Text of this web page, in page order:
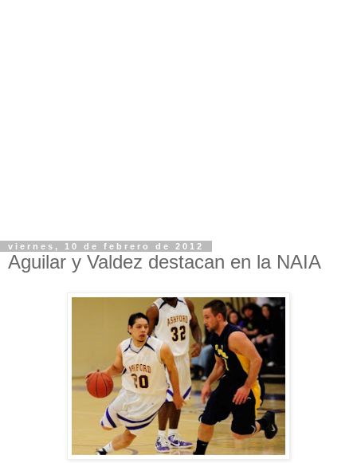
viernes, 10 de febrero de 2012
Aguilar y Valdez destacan en la NAIA